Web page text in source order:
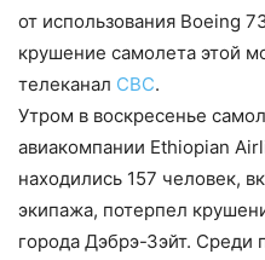
от использования Boeing
крушение самолета этой
телеканал CBC.
Утром в воскресенье
авиакомпании Ethiopian
находились 157 человек,
экипажа, потерпел
города Дэбрэ-Зэйт. Среди